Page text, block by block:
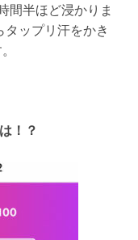
間半ほど浸かりま
タップリ汗をかき
！？